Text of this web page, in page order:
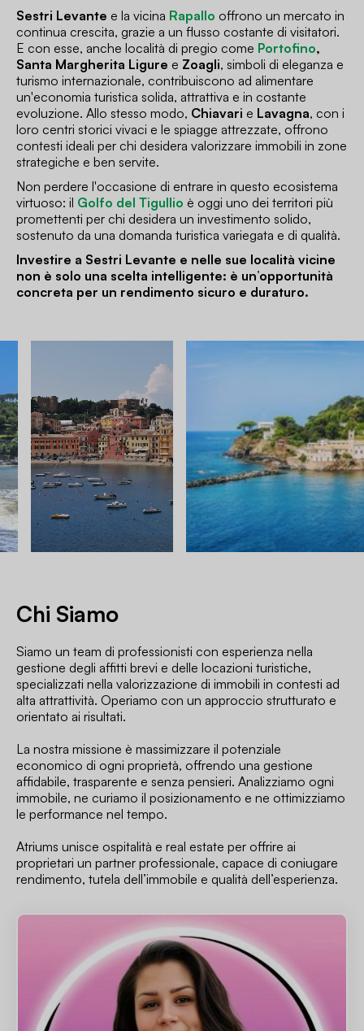
Sestri Levante e la vicina Rapallo offrono un mercato in
continua crescita, grazie a un flusso costante di visitatori.
E con esse, anche località di pregio come Portofino,
Santa Margherita Ligure e Zoagli, simboli di eleganza e
turismo internazionale, contribuiscono ad alimentare
un'economia turistica solida, attrattiva e in costante
evoluzione. Allo stesso modo, Chiavari e Lavagna, con i
loro centri storici vivaci e le spiagge attrezzate, offrono
contesti ideali per chi desidera valorizzare immobili in zone
strategiche e ben servite.
Non perdere l'occasione di entrare in questo ecosistema
virtuoso: il Golfo del Tigullio è oggi uno dei territori più
promettenti per chi desidera un investimento solido,
sostenuto da una domanda turistica variegata e di qualità.
Investire a Sestri Levante e nelle sue località vicine
non è solo una scelta intelligente: è un’opportunità
concreta per un rendimento sicuro e duraturo.
Chi Siamo
Siamo un team di professionisti con esperienza nella
gestione degli affitti brevi e delle locazioni turistiche,
specializzati nella valorizzazione di immobili in contesti ad
alta attrattività. Operiamo con un approccio strutturato e
orientato ai risultati.
La nostra missione è massimizzare il potenziale
economico di ogni proprietà, offrendo una gestione
affidabile, trasparente e senza pensieri. Analizziamo ogni
immobile, ne curiamo il posizionamento e ne ottimizziamo
le performance nel tempo.
Atriums unisce ospitalità e real estate per offrire ai
proprietari un partner professionale, capace di coniugare
rendimento, tutela dell’immobile e qualità dell’esperienza.